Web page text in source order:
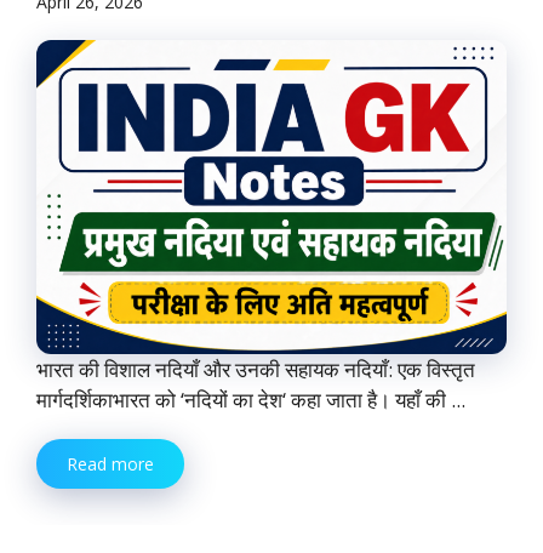
भारत की विशाल नदियाँ और उनकी सहायक नदियाँ: एक विस्तृत
मार्गदर्शिकाभारत को ‘नदियों का देश‘ कहा जाता है। यहाँ की ...
Read more